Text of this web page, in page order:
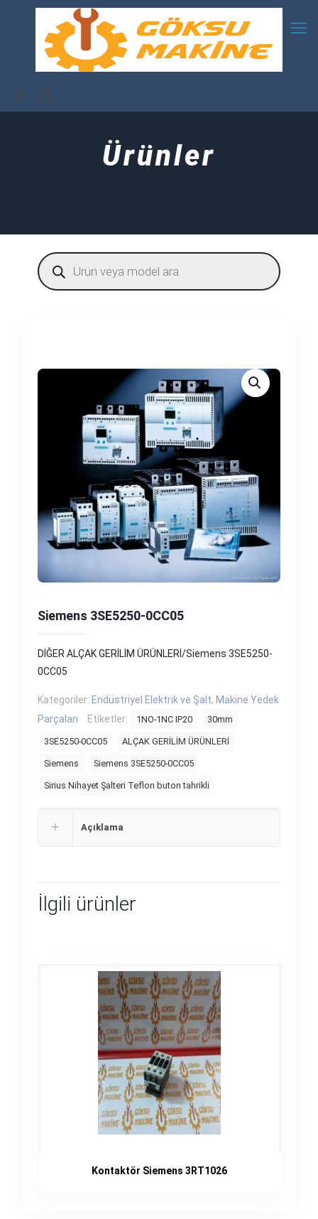
Ürünler
Products
search
Siemens 3SE5250-0CC05
DİĞER ALÇAK GERİLİM ÜRÜNLERİ/Siemens 3SE5250-
0CC05
Kategoriler: Endüstriyel Elektrik ve Şalt, Makine Yedek
Parçaları
Etiketler: 1NO-1NC IP20 30mm
3SE5250-0CC05 ALÇAK GERİLİM ÜRÜNLERİ
Siemens Siemens 3SE5250-0CC05
Sirius Nihayet Şalteri Teflon buton tahrikli
Açıklama
İlgili ürünler
Kontaktör Siemens 3RT1026